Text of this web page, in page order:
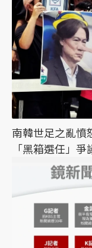
南韓世足之亂憤
「黑箱選任」